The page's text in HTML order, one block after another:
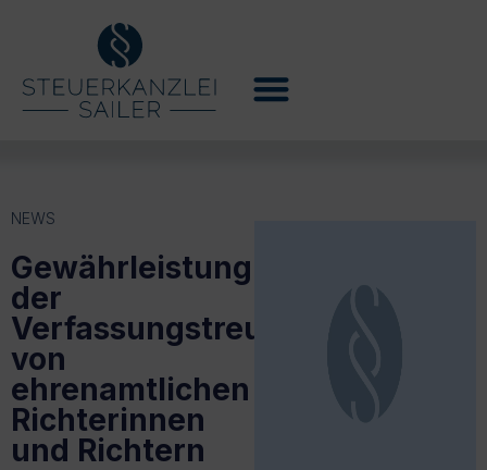
NEWS
Gewährleistung
der
Verfassungstreue
von
ehrenamtlichen
Richterinnen
und Richtern